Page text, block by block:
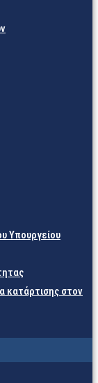
Υπουργείου
κατάρτισης στον